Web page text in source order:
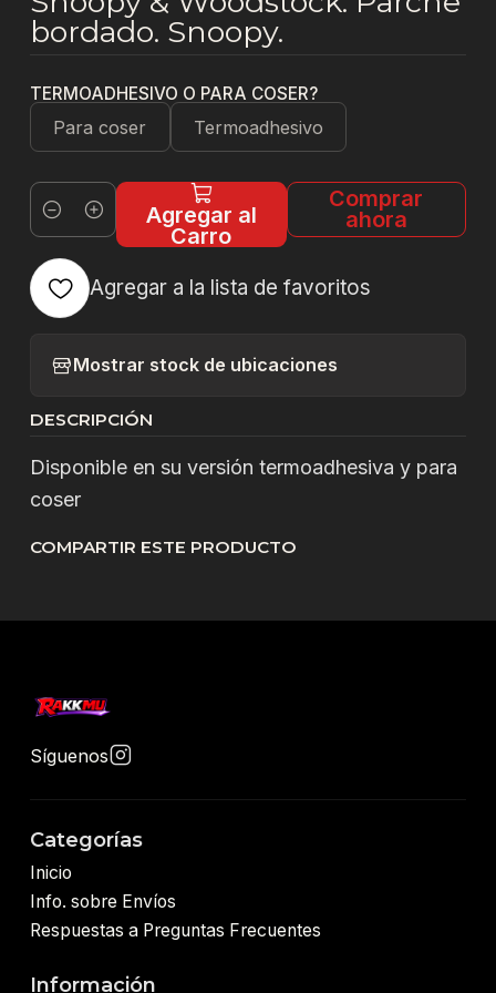
bordado. Snoopy.
TERMOADHESIVO O PARA COSER?
Para coser Termoadhesivo
Cantidad Agregar al
Carro
Comprar
ahora
Agregar a la lista de favoritos
Mostrar stock de ubicaciones
DESCRIPCIÓN
Disponible en su versión termoadhesiva y para
coser
COMPARTIR ESTE PRODUCTO
Síguenos
Categorías
Inicio
Info. sobre Envíos
Respuestas a Preguntas Frecuentes
Información